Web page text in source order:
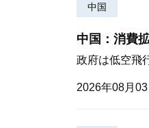
中国
中国：消費
政府は低空飛
2026年08月03